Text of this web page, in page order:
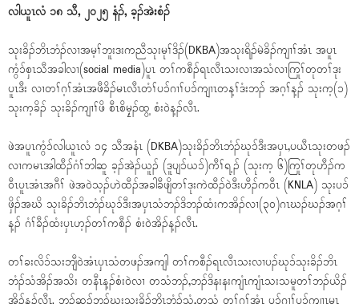
လါယူၤလံ ၁၈ သီ, ၂၀၂၅ နံၣ်, ခ့ၣ်အဲးစံၣ်
သုးခိၣ်ဘိၤဘံၣ်လၢအမ့ၢ်ဘူးဒးကညီသုးမုၢ်ဒိၣ်(DKBA)အသုးရိၣ်မဲခိၣ်ကျၢၢ်အံၤ အပူၤ
ကွံၥ်စှၤသီအခါလၢ(social media)ပူၤ တၢ်ကစီၣ်ရၤလီၤသးလၢအသံလၢကြုၢ်တုတၢ်ဒုး
ပူၤဒီး လၢတၢ်ဂ့ၢ်အံၤအဖီခိၣ်မၤလီၤတံၢ်ပၥ်ဂၢၢ်ပၥ်ကျၢၤတန့ၢ်ဒံးဘၣ် အဂ့ၢ်န့ၣ် သုးက့(၁)
သုးက့ခိၣ် သုးခိၣ်ကျၢၢ်ဖိ စီၤစိမၠ့ၣ်ထွ့ စံးဝဲန့ၣ်လီၤ.
ဖဲအပူၤကွံၥ်လါယူၤလံ ၁၄ သီအနံၤ (DKBA)သုးခိၣ်ဘိၤဘံၣ်ဃုၥ်ဒီးအပှၤ,ပယီၤသုးတဖၣ်
လၢကမၤအါထီၣ်ဂံၢ်ဘါဆူ ခ့ၣ်အဲၣ်ယူၣ် (ဒူပျၥ်ယၥ်)ကီၢ်ရ့ၣ် (သုးက့ ၆)ကြုၢ်တုဟီၣ်က
ဝီၤပူၤအံၤအဂီၢ် ဖဲအဝဲသ့ၣ်ဟဲထီၣ်အခါခီဖျိတၢ်ဒုးကဲထီၣ်ဝဲဒီးဟီၣ်က၀ီၤ (KNLA) သုးပၥ်
ဖှိၣ်အဃိ သုးခိၣ်ဘိၤဘံၣ်ဃုၥ်ဒီးအပှၤသံဘၣ်ဒိဘၣ်ထံးကအိၣ်လၢ(၃၀)ဂၤဃၣ်ဃၣ်အဂ့ၢ်
န့ၣ် ဂံၢ်ခီၣ်ထံးပှၤဟ့ၣ်တၢ်ကစီၣ် စံးဝဲအိၣ်န့ၣ်လီၤ.
တၢ်ခးလိၥ်သးဘျီဝဲအံၤပှၤသံတဖၣ်အကျါ တၢ်ကစီၣ်ရၤလီၤသးလၢပၣ်ဃုၥ်သုးခိၣ်ဘိၤ
ဘံၣ်သံအိၣ်အသိး တနီၤန့ၣ်စံး၀ဲလၢ တသံဘၣ်,ဘၣ်ဒိနးနးကျံၤကျံၤသးသမူတၢ်ဘၣ်ယိၣ်